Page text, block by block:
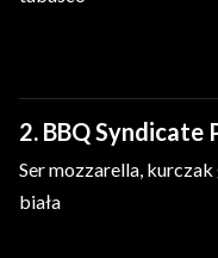
2. BBQ Syndicate
Ser mozzarella,
biała